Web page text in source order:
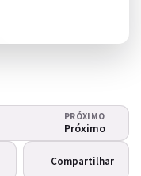
PRÓXIMO
Próximo
Compartilhar